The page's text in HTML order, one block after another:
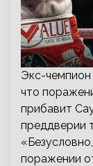
Экс-чемпион
что
прибавит
преддверии
поражении